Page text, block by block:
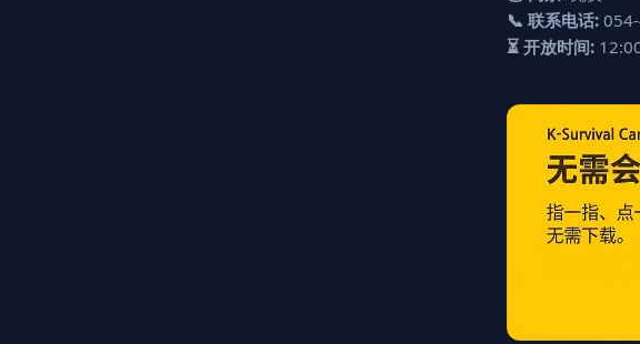
📞 联系电话:
⏳ 开放时间: